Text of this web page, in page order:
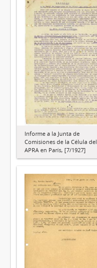
Informe a la Junta de
Comisiones de la Célula del
APRA en París, [7/1927]